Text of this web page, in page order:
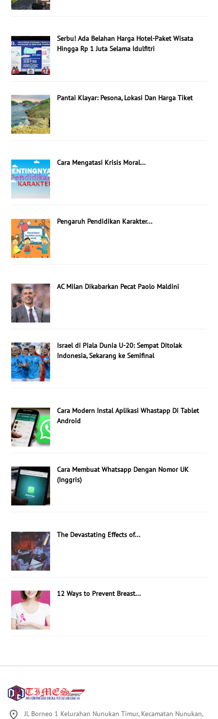
Serbu! Ada Belahan Harga Hotel-Paket Wisata
Hingga Rp 1 Juta Selama Idulfitri
Pantai Klayar: Pesona, Lokasi Dan Harga Tiket
Cara Mengatasi Krisis Moral...
Pengaruh Pendidikan Karakter...
AC Milan Dikabarkan Pecat Paolo Maldini
Israel di Piala Dunia U-20: Sempat Ditolak
Indonesia, Sekarang ke Semifinal
Cara Modern Instal Aplikasi Whastapp Di Tablet
Android
Cara Membuat Whatsapp Dengan Nomor UK
(Inggris)
The Devastating Effects of...
12 Ways to Prevent Breast...
Jl. Borneo 1 Kelurahan Nunukan Timur, Kecamatan Nunukan,